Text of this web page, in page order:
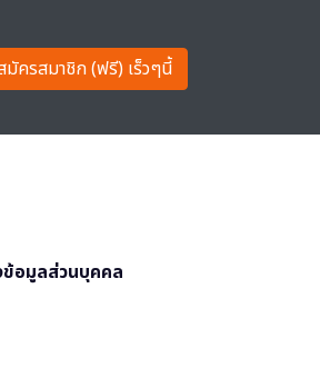
มัครสมาชิก (ฟรี) เร็วๆนี้
ข้อมูลส่วนบุคคล